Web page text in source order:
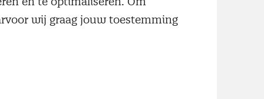
wij graag jouw toestemming